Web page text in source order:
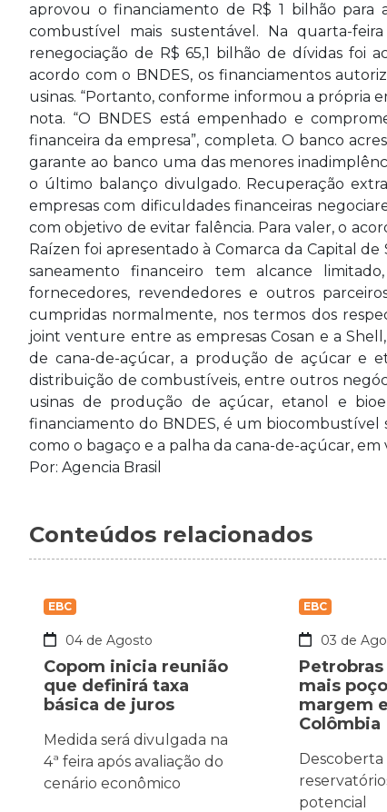
aprovou o financiamento de R$ 1 bilhão para
combustível mais sustentável. Na quarta-
renegociação de R$ 65,1 bilhão de dívidas foi
acordo com o BNDES, os financiamentos
usinas. “Portanto, conforme informou a própria
nota. “O BNDES está empenhado e
financeira da empresa”, completa. O banco
garante ao banco uma das menores
o último balanço divulgado. Recuperação
empresas com dificuldades financeiras
com objetivo de evitar falência. Para valer, o
Raízen foi apresentado à Comarca da Capital
saneamento financeiro tem alcance
fornecedores, revendedores e outros
cumpridas normalmente, nos termos dos
joint venture entre as empresas Cosan e a
de cana-de-açúcar, a produção de açúcar e
distribuição de combustíveis, entre outros
usinas de produção de açúcar, etanol e
financiamento do BNDES, é um
como o bagaço e a palha da cana-de-açúcar,
Por: Agencia Brasil
Conteúdos relacionados
EBC
04 de Agosto
Copom inicia reunião
que definirá taxa
básica de juros
Medida será divulgada na
4ª feira após avaliação do
cenário econômico
EBC
03 de
mais
margem
Colômbia
potencial